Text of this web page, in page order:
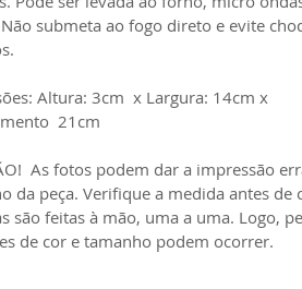
submeta ao fogo direto e evite
Altura: 3cm x Largura: 14cm x
21cm
As fotos podem dar a impressão
da peça. Verifique a medida antes de
são feitas à mão, uma a uma. Logo,
de cor e tamanho podem ocorrer.